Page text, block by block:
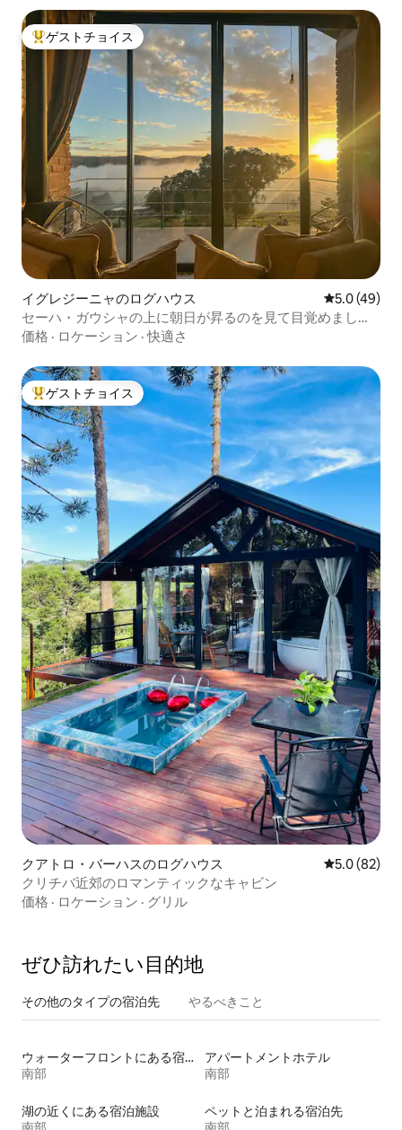
大好評のゲストチョイスです。
ゲストチョイス
イグレジーニャのログハウス レビュー49
5.0 (49)
セーハ・ガウシャの上に朝日が昇るのを見て目覚めましょ
う！
価格 · ロケーション ·快適さ
大好評のゲストチョイスです。
ゲストチョイス
クアトロ・バーハスのログハウス レビュー82
5.0 (82)
クリチバ近郊のロマンティックなキャビン
価格 · ロケーション · グリル
ぜひ訪⁠れ⁠た⁠い目⁠的⁠地
その他のタ⁠イ⁠プ⁠の宿⁠泊⁠先 やるべきこと
ウォーターフロントにある宿泊施設
南部
アパートメントホテル
南部
湖の近くにある宿泊施設
ペットと泊まれる宿泊先